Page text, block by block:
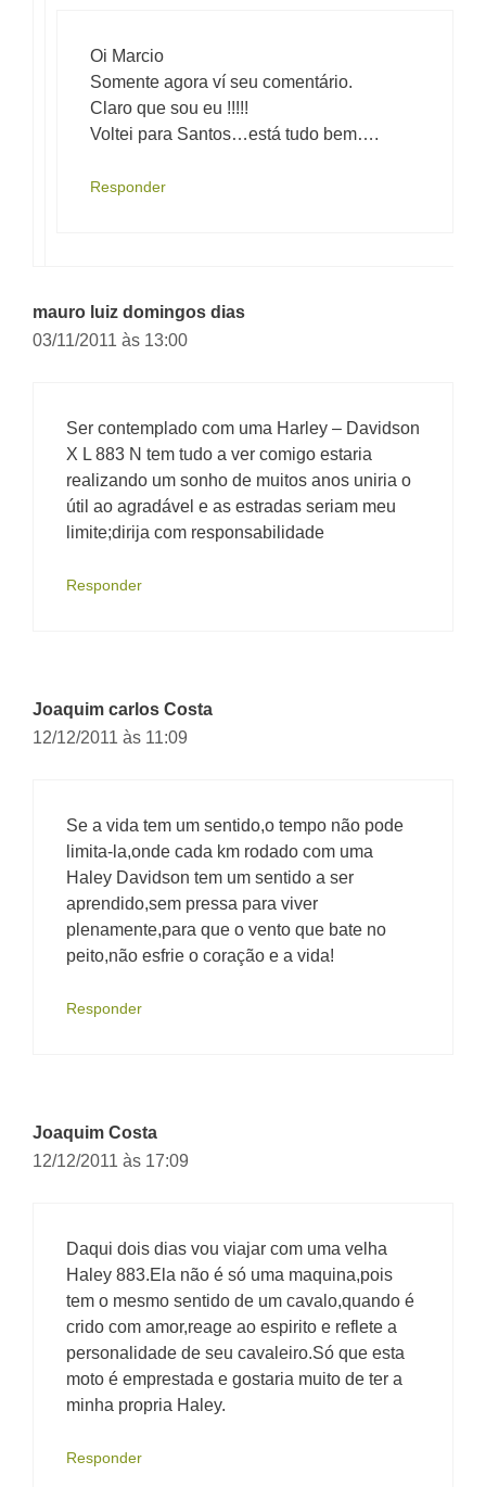
Oi Marcio
Somente agora ví seu comentário.
Claro que sou eu !!!!!
Voltei para Santos…está tudo bem….
Responder
mauro luiz domingos dias
03/11/2011 às 13:00
Ser contemplado com uma Harley – Davidson
X L 883 N tem tudo a ver comigo estaria
realizando um sonho de muitos anos uniria o
útil ao agradável e as estradas seriam meu
limite;dirija com responsabilidade
Responder
Joaquim carlos Costa
12/12/2011 às 11:09
Se a vida tem um sentido,o tempo não pode
limita-la,onde cada km rodado com uma
Haley Davidson tem um sentido a ser
aprendido,sem pressa para viver
plenamente,para que o vento que bate no
peito,não esfrie o coração e a vida!
Responder
Joaquim Costa
12/12/2011 às 17:09
Daqui dois dias vou viajar com uma velha
Haley 883.Ela não é só uma maquina,pois
tem o mesmo sentido de um cavalo,quando é
crido com amor,reage ao espirito e reflete a
personalidade de seu cavaleiro.Só que esta
moto é emprestada e gostaria muito de ter a
minha propria Haley.
Responder